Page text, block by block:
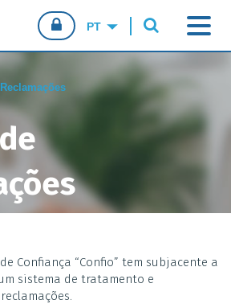
Confiança “Confio” tem subjacente a
sistema de tratamento e